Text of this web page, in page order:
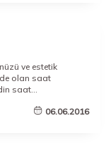
ve estetik
olan saat
saat
sınır
yeniliğin öncüsü
06.06.2016